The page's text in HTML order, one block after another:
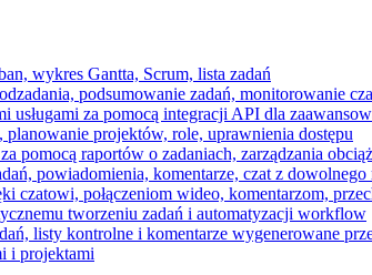
wykres Gantta, Scrum, lista zadań
podsumowanie zadań, monitorowanie
usługami za pomocą integracji API dla
planowanie projektów, role, uprawnienia dostępu
pomocą raportów o zadaniach, zarządzania
powiadomienia, komentarze, czat z dowolnego
czatowi, połączeniom wideo, komentarzom,
tworzeniu zadań i automatyzacji workflow
listy kontrolne i komentarze wygenerowane
i projektami